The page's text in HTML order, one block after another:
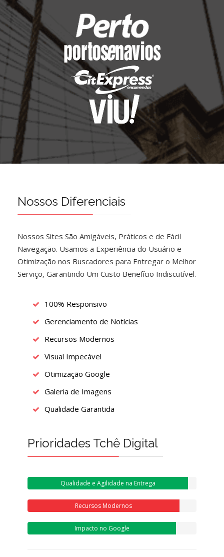
Nossos Diferenciais
Nossos Sites São Amigáveis, Práticos e de Fácil
Navegação. Usamos a Experiência do Usuário e
Otimização nos Buscadores para Entregar o Melhor
Serviço, Garantindo Um Custo Benefício Indiscutível.
100% Responsivo
Gerenciamento de Notícias
Recursos Modernos
Visual Impecável
Otimização Google
Galeria de Imagens
Qualidade Garantida
Prioridades Tchê Digital
Qualidade e Agilidade na Entrega
Recursos Modernos
Impacto no Google